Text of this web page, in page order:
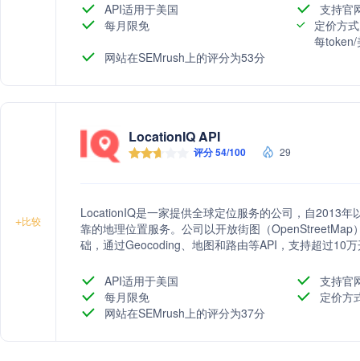
API适用于美国
支持官
每月限免
定价方
每token/
网站在SEMrush上的评分为53分
+比较
LocationIQ API
评分 54/100 29
LocationIQ是一家提供全球定位服务的公司，自2013
靠的地理位置服务。公司以开放街图（
础，通过Geocoding、地图和路由等API，支持超过10
务的优质替代品。
API适用于美国
支持官
每月限免
定价方
网站在SEMrush上的评分为37分